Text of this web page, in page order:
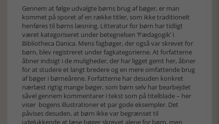
Gennem at følge udvalgte børns brug af bøger, er man
kommet på sporet af en række titler, som ikke traditionelt
henføres til børns læsning. Litteratur for børn har tidligt
været kategoriseret under betegnelsen ’Pædagogik’ i
Bibliotheca Danica. Mens fagbøger, der også var skrevet for
børn, blev registreret under fagkategorierne. At forfatterne
åbner indsigt i de muligheder, der har ligget gemt her, åbner
for at studere et langt bredere og en mere omfattende brug
af bøger i børneårene. Forfatterne har desuden konkret
nærlæst rigtig mange bøger, som børn selv har bearbejdet
såvel gennem kommentarer i tekst som på titelblade – her
viser bogens illustrationer et par gode eksempler. Det
påvises desuden, at børn ikke var begrænset til
udelukkende at læse bøger skrevet alene for børn, men